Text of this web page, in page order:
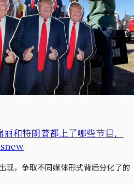
和特朗普都上了哪些节目，
现，争取不同媒体形式背后分化了的